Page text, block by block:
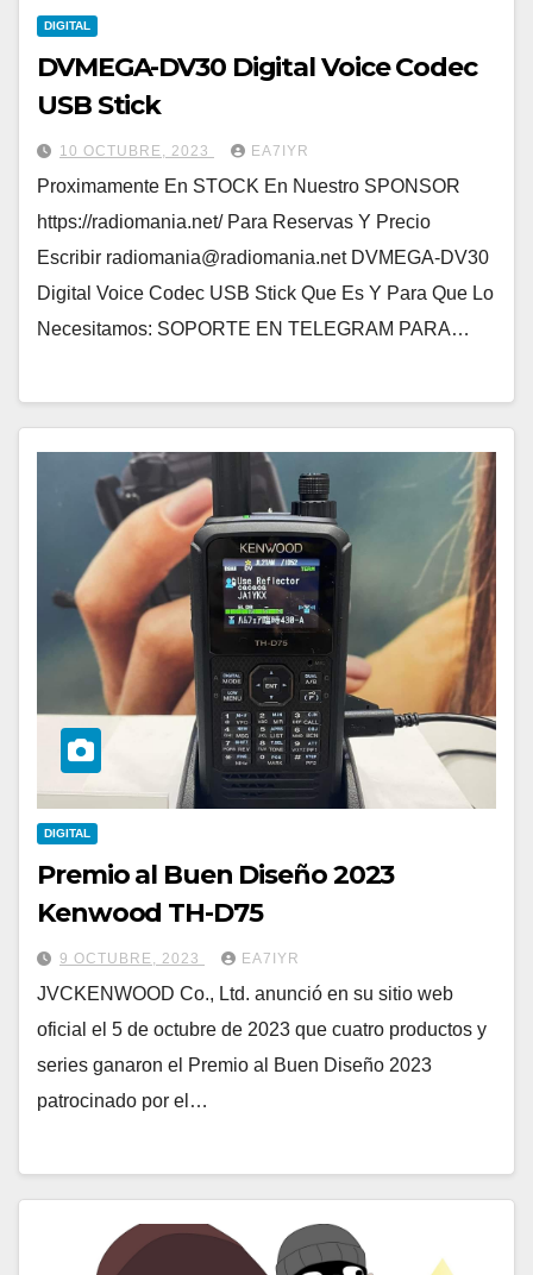
DIGITAL
DVMEGA-DV30 Digital Voice Codec
USB Stick
10 OCTUBRE, 2023 EA7IYR
Proximamente En STOCK En Nuestro SPONSOR
https://radiomania.net/ Para Reservas Y Precio
Escribir radiomania@radiomania.net DVMEGA-DV30
Digital Voice Codec USB Stick Que Es Y Para Que Lo
Necesitamos: SOPORTE EN TELEGRAM PARA…
DIGITAL
Premio al Buen Diseño 2023
Kenwood TH-D75
9 OCTUBRE, 2023 EA7IYR
JVCKENWOOD Co., Ltd. anunció en su sitio web
oficial el 5 de octubre de 2023 que cuatro productos y
series ganaron el Premio al Buen Diseño 2023
patrocinado por el…